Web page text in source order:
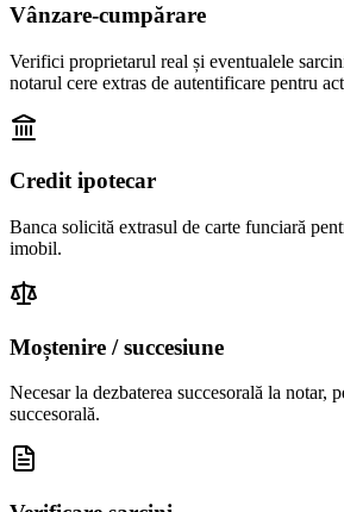
Vânzare-cumpărare
Verifici proprietarul real și eventualele
notarul cere extras de autentificare pentru
Credit ipotecar
Banca solicită extrasul de carte funciară
imobil.
Moștenire / succesiune
Necesar la dezbaterea succesorală la notar,
succesorală.